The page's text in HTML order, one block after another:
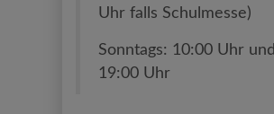
Uhr falls Schulmesse)
Sonntags: 10:00 Uhr und
19:00 Uhr